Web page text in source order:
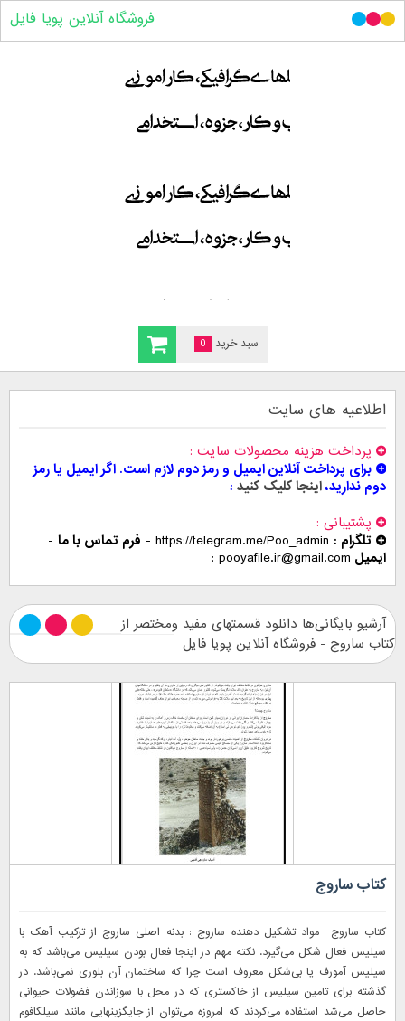
سبد خرید 0
فروشگاه آنلاین پویا فایل
اطلاعیه های سایت
پرداخت هزینه محصولات سایت
برای پرداخت آنلاین ایمیل و رمز دوم لازم است. اگر ایمیل یا رمز
دوم ندارید،اینجا کلیک کنید
پشتیبانی
تلگرام : https://telegram.me/Poo_admin
- فرم تماس با ما -
ایمیل pooyafile.ir@gmail.com
آرشیو بایگانی‌ها دانلود قسمتهای مفید ومختصر از
کتاب ساروج - فروشگاه آنلاین پویا فایل
کتاب ساروج
کتاب ساروج مواد تشکیل دهنده ساروج : بدنه اصلی ساروج از ترکیب آهک با
سیلیس فعال شکل می‌گیرد. نکته مهم در اینجا فعال بودن سیلیس می‌باشد که به
سیلیس آمورف یا بی‌شکل معروف است چرا که ساختمان آن بلوری نمی‌باشد. در
گذشته برای تامین سیلیس از خاکستری که در محل با سوزاندن فضولات حیوانی
حاصل می‌شد استفاده می‌کردند که امروزه می‌توان از جایگزینهایی مانند سیلکافوم